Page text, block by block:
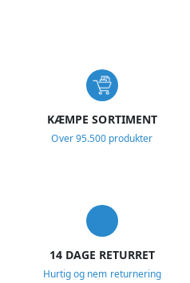
KÆMPE SORTIMENT
Over 95.500 produkter
14 DAGE RETURRET
Hurtig og nem returnering